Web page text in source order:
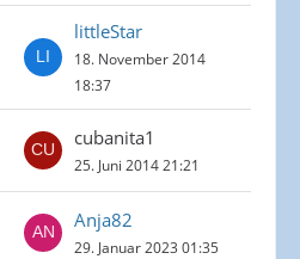
littleStar
18. November 2014
18:37
cubanita1
25. Juni 2014 21:21
Anja82
29. Januar 2023 01:35